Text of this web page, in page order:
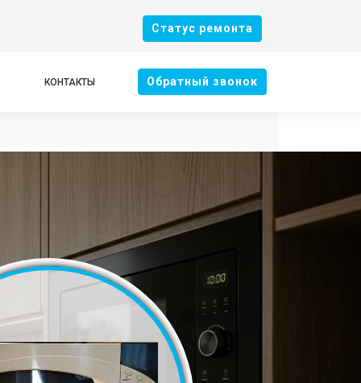
Cтатус ремонта
КОНТАКТЫ Oбратный звонок